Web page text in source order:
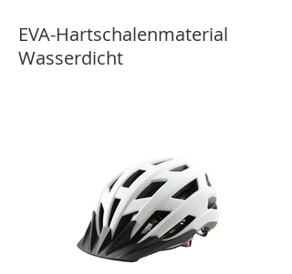
EVA-Hartschalenmaterial
Wasserdicht